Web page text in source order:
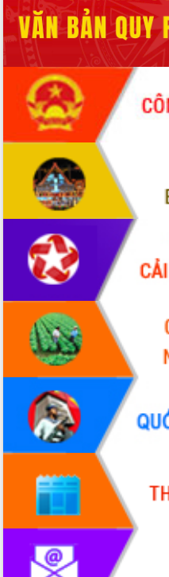
Hồ Thị Nguyên Thảo làm việc tại Trung
tâm Phục vụ hành chính công xã Ea
Phê
Xây dựng nền hành chính số đồng
hành cùng nông dân dân, doanh nghiệp
Giai đoạn 2026-2030, Đắk Lắk phấn
đấu có 77% xã đạt chuẩn nông thôn
Chuyển đổi số 'mở đường' cho nông
nghiệp Đắk Lắk tăng trưởng bứt phá
Triển khai đồng bộ đo đạc, lập hồ sơ
địa chính, hoàn thiện cơ sở dữ liệu đất
Ứng dụng sinh trắc học - Bước tiến
trong hành trình chuyển đổi số tại Đắk
Lắk
Đắk Lắk nâng cao hiệu quả công tác
Đảng từ Sổ tay đảng viên điện tử
Đắk Lắk đẩy mạnh nuôi biển công
nghệ, hướng tới phát triển thủy sản
bền vững
Tập huấn nâng cao năng lực triển khai
chuyển đổi số cho cán bộ, công chức
cấp xã
Đắk Lắk phát động hưởng ứng Ngày
Quyền của người tiêu dùng Việt Nam
2026
Đẩy mạnh cải cách hành chính, quyết
tâm đạt được mục tiêu tăng trưởng
hai con số trong năm 2026
Tổ chức trang trọng Lễ hội Đền thờ
Lương Văn Chánh năm 2026
Phó Bí thư Tỉnh ủy Đắk Lắk Đỗ Hữu